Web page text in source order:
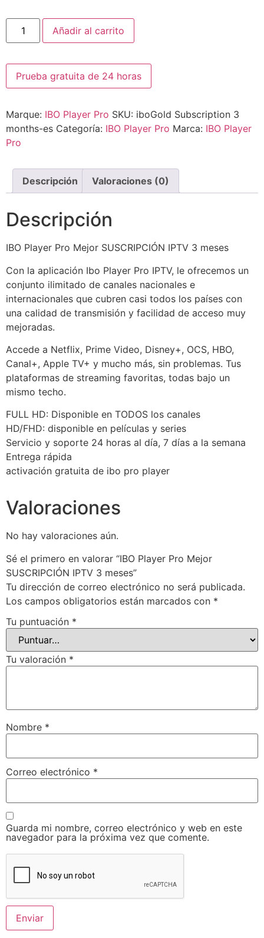
Añadir al carrito
Prueba gratuita de 24 horas
Marque: IBO Player Pro SKU: iboGold Subscription 3
months-es Categoría: IBO Player Pro Marca: IBO Player
Pro
Descripción Valoraciones (0)
Descripción
IBO Player Pro Mejor SUSCRIPCIÓN IPTV 3 meses
Con la aplicación Ibo Player Pro IPTV, le ofrecemos un
conjunto ilimitado de canales nacionales e
internacionales que cubren casi todos los países con
una calidad de transmisión y facilidad de acceso muy
mejoradas.
Accede a Netflix, Prime Video, Disney+, OCS, HBO,
Canal+, Apple TV+ y mucho más, sin problemas. Tus
plataformas de streaming favoritas, todas bajo un
mismo techo.
FULL HD: Disponible en TODOS los canales
HD/FHD: disponible en películas y series
Servicio y soporte 24 horas al día, 7 días a la semana
Entrega rápida
activación gratuita de ibo pro player
Valoraciones
No hay valoraciones aún.
Sé el primero en valorar “IBO Player Pro Mejor
SUSCRIPCIÓN IPTV 3 meses”
Tu dirección de correo electrónico no será publicada.
Los campos obligatorios están marcados con *
Tu puntuación *
Tu valoración *
Nombre *
Correo electrónico *
Guarda mi nombre, correo electrónico y web en este
navegador para la próxima vez que comente.